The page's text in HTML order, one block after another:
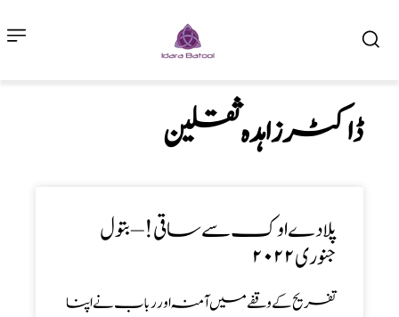
ڈاکٹر زاہدہ ثقلین
پلا د ے او ک سے ساقی! – بتول
جنوری ۲۰۲۲
تفریح کے وقفے میں آمنہ اور رباب نے اپنا